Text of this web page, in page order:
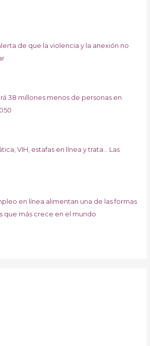
de que la violencia y la anexión no
38 millones menos de personas en
VIH, estafas en línea y trata… Las
en línea alimentan una de las formas
que más crece en el mundo